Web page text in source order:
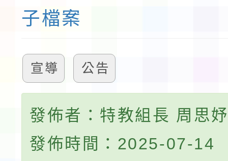
子檔案
宣導 公告
發佈者：特教組長 周思
發佈時間：2025-07-14